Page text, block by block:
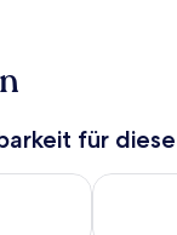
für
heute Nacht,